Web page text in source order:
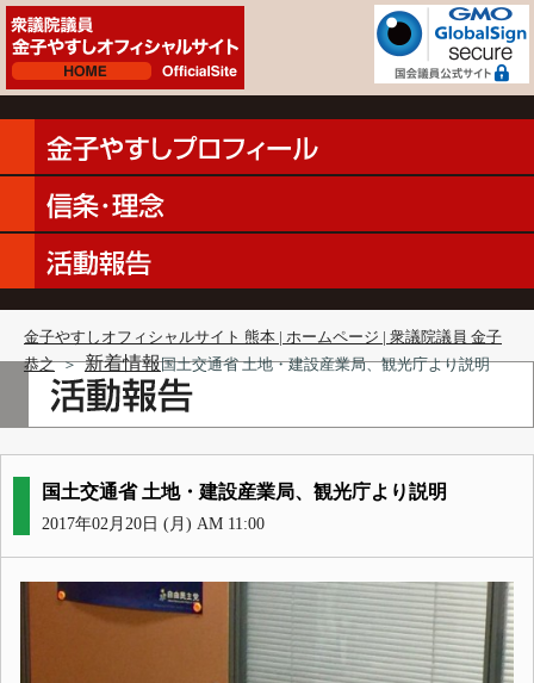
金子やすしオフィシャルサイト 熊本 | ホームページ | 衆議院議員 金子
恭之 ＞ 新着情報国土交通省 土地・建設産業局、観光庁より説明
国土交通省 土地・建設産業局、観光庁より説明
2017年02月20日 (月) AM 11:00